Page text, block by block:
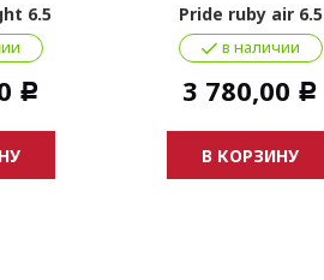
6.5
Р
Pride ruby air 6.5
в наличии
3 780,00 Р
В КОРЗИНУ